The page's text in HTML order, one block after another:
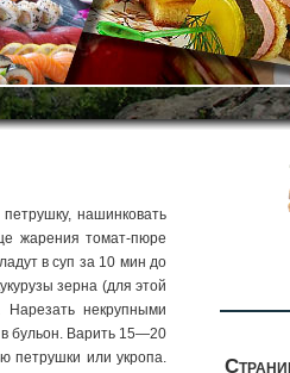
нашинковать
жарения томат-пюре
в суп за 10 мин до
зерна (для этой
Нарезать некрупными
бульон. Варить 15—20
петрушки или укропа.